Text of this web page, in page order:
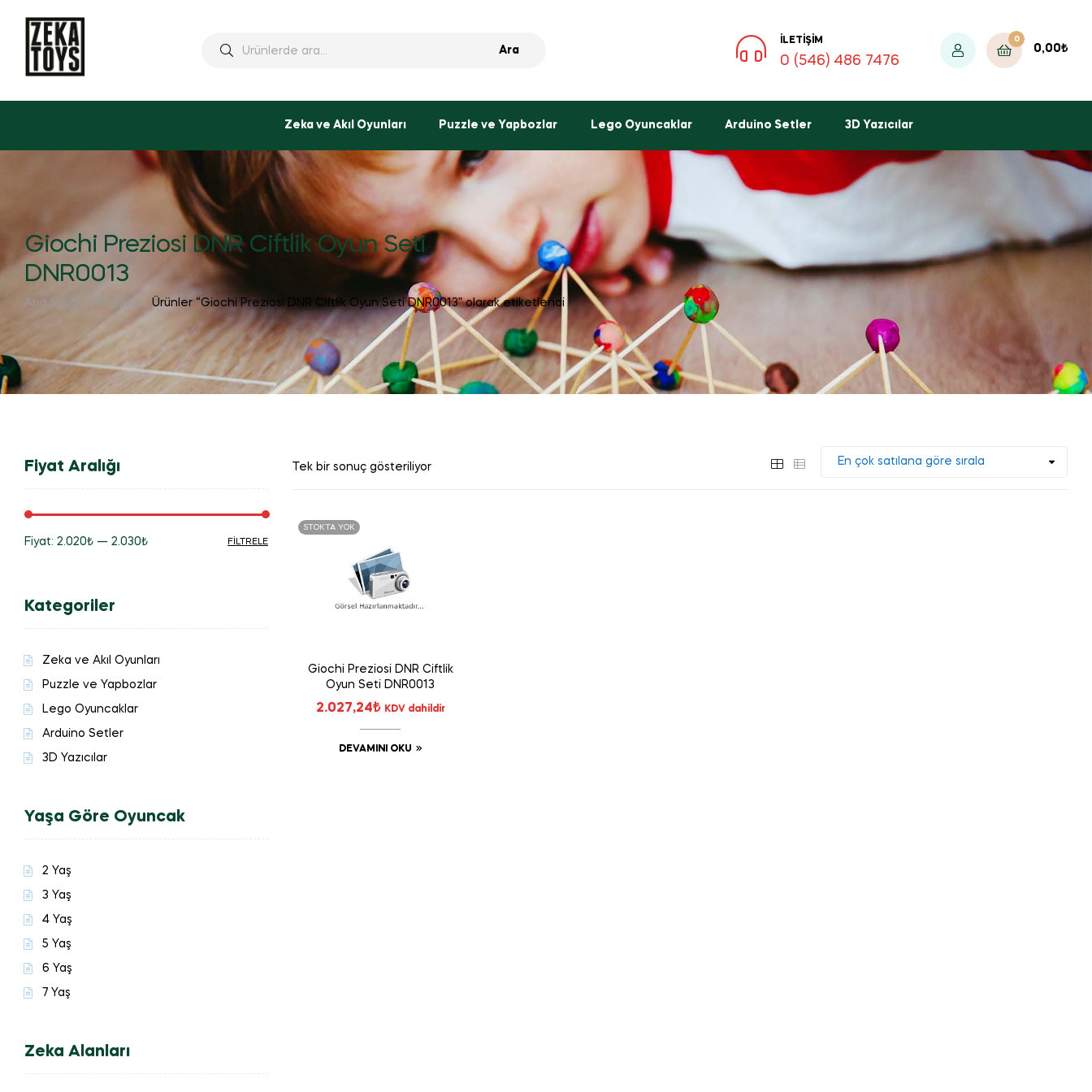
Ara
İLETIŞIM
0 (546) 486 7476
0
0,00₺
Zeka ve Akıl Oyunları Puzzle ve Yapbozlar Lego Oyuncaklar Arduino Setler 3D Yazıcılar
Giochi Preziosi DNR Ciftlik Oyun Seti
DNR0013
Ana Sayfa Mağaza Ürünler “Giochi Preziosi DNR Ciftlik Oyun Seti DNR0013” olarak etiketlendi
Tek bir sonuç gösteriliyor
STOKTA YOK
Giochi Preziosi DNR Ciftlik
Oyun Seti DNR0013
2.027,24₺ KDV dahildir
DEVAMINI OKU
Fiyat Aralığı
FILTRELE
Fiyat: 2.020₺ — 2.030₺
Kategoriler
Zeka ve Akıl Oyunları
Puzzle ve Yapbozlar
Lego Oyuncaklar
Arduino Setler
3D Yazıcılar
Yaşa Göre Oyuncak
2 Yaş
3 Yaş
4 Yaş
5 Yaş
6 Yaş
7 Yaş
Zeka Alanları